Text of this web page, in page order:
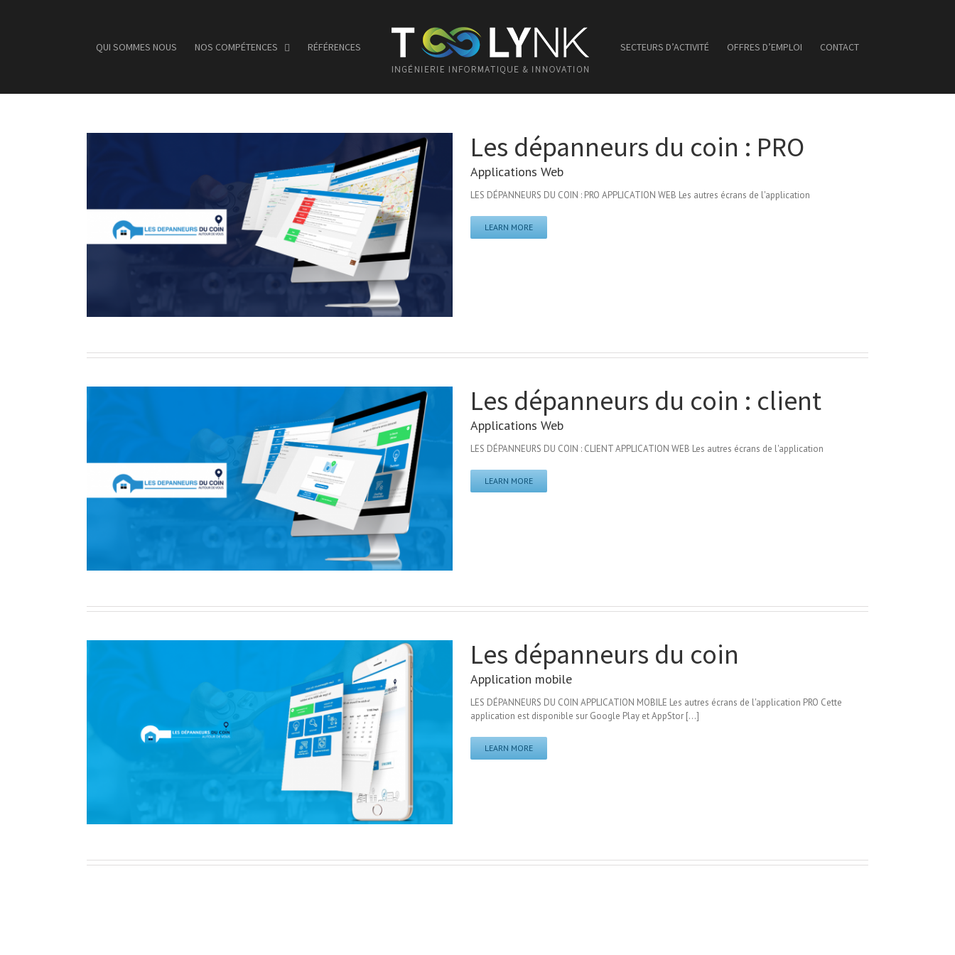
QUI SOMMES NOUS NOS COMPÉTENCES RÉFÉRENCES SECTEURS D’ACTIVITÉ OFFRES D’EMPLOI CONTACT
Les dépanneurs du coin : PRO
Applications Web
LES DÉPANNEURS DU COIN : PRO APPLICATION WEB Les autres écrans de l'application
LEARN MORE
Les dépanneurs du coin : client
Applications Web
LES DÉPANNEURS DU COIN : CLIENT APPLICATION WEB Les autres écrans de l'application
LEARN MORE
Les dépanneurs du coin
Application mobile
LES DÉPANNEURS DU COIN APPLICATION MOBILE Les autres écrans de l'application PRO Cette
application est disponible sur Google Play et AppStor [...]
LEARN MORE